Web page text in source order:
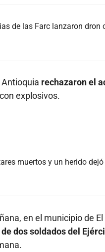
de las Farc lanzaron
Antioquia rechazaron el
explosivos.
muertos y un herido
en el municipio de
dos soldados del